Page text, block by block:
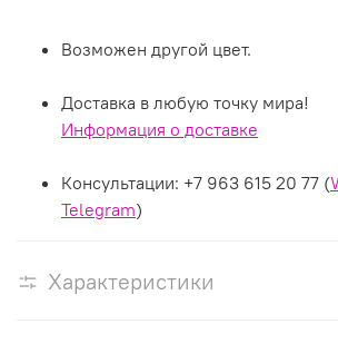
Возможен другой цвет.
Доставка в любую точку мира!
Информация о доставке
Консультации: +7 963 615 20 77 (
Telegram)
Характеристики